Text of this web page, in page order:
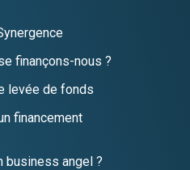
finançons-nous ?
levée de fonds
financement
business angel ?